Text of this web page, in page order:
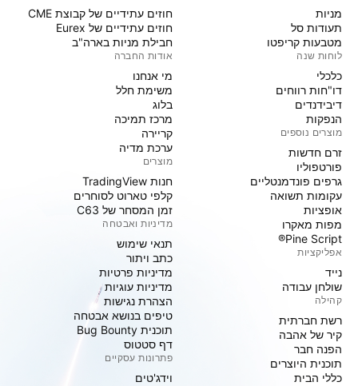
מניות‏
תעודות סל
מטבעות קריפטו
לוחות שנה
כלכלי
דו"חות רווחים
דיבידנדים
הנפקות
מוצרים נוספים
זרם חדשות
פורטפוליו
גרפים פונדמנטליים
עקומות תשואה
אופציות
מפות מאקרו
Pine Script®
אפליקציות
נייד
שולחן עבודה
קהילה
רשת חברתית
קיר של אהבה
הפנה חבר
תוכנית היוצרים
כללי הבית
חוזים עתידיים של קבוצת CME
חוזים עתידיים של Eurex
חבילת מניות בארה"ב
אודות החברה
מי אנחנו
משימת חלל
בלוג
מרכז תמיכה
קריירה
ערכת מדיה
מוצרים
חנות TradingView
קלפי טארוט לסוחרים
זמן המסחר של C63
מדיניות ואבטחה
תנאי שימוש
כתב ויתור
מדיניות פרטיות
מדיניות עוגיות
הצהרת נגישות
טיפים בנושא אבטחה
תוכנית Bug Bounty
דף סטטוס
פתרונות עסקיים
וידג'טים